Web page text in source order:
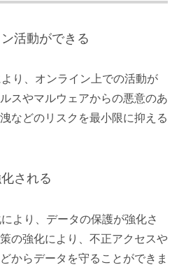
活動ができる
り、オンライン上での活動が
スやマルウェアからの悪意のあ
などのリスクを最小限に抑える
される
より、データの保護が強化さ
の強化により、不正アクセスや
からデータを守ることができま